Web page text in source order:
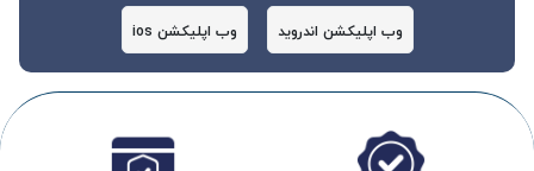
وب اپلیکشن اندروید وب اپلیکشن ios